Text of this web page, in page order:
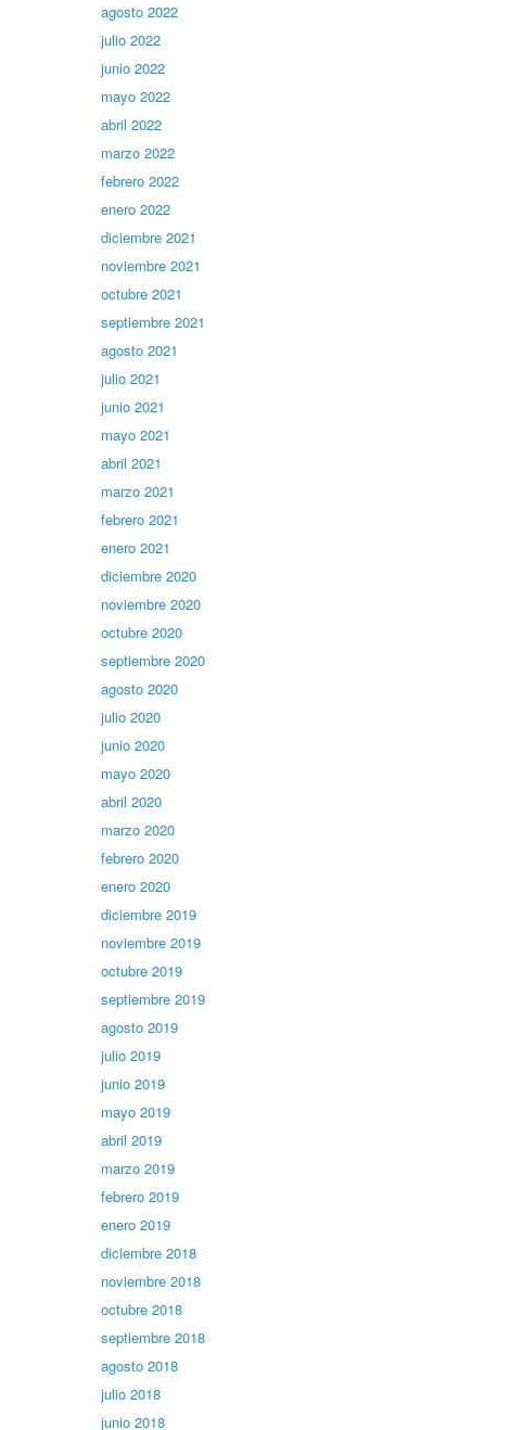
agosto 2022
julio 2022
junio 2022
mayo 2022
abril 2022
marzo 2022
febrero 2022
enero 2022
diciembre 2021
noviembre 2021
octubre 2021
septiembre 2021
agosto 2021
julio 2021
junio 2021
mayo 2021
abril 2021
marzo 2021
febrero 2021
enero 2021
diciembre 2020
noviembre 2020
octubre 2020
septiembre 2020
agosto 2020
julio 2020
junio 2020
mayo 2020
abril 2020
marzo 2020
febrero 2020
enero 2020
diciembre 2019
noviembre 2019
octubre 2019
septiembre 2019
agosto 2019
julio 2019
junio 2019
mayo 2019
abril 2019
marzo 2019
febrero 2019
enero 2019
diciembre 2018
noviembre 2018
octubre 2018
septiembre 2018
agosto 2018
julio 2018
junio 2018